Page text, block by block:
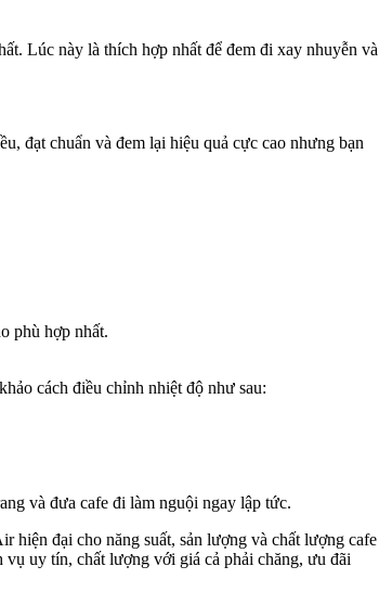
Lúc này là thích hợp nhất để đem đi xay nhuyễn và
đạt chuẩn và đem lại hiệu quả cực cao nhưng bạn
phù hợp nhất.
cách điều chỉnh nhiệt độ như sau:
và đưa cafe đi làm nguội ngay lập tức.
hiện đại cho năng suất, sản lượng và chất lượng cafe
vụ uy tín, chất lượng với giá cả phải chăng, ưu đãi